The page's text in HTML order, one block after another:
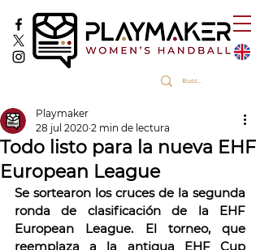
Todo listo para la nueva EHF
European League
Playmaker
28 jul 2020 2 min de lectura
Se sortearon los cruces de la segunda
ronda de clasificación de la EHF
European League. El torneo, que
reemplaza a la antigua EHF Cup